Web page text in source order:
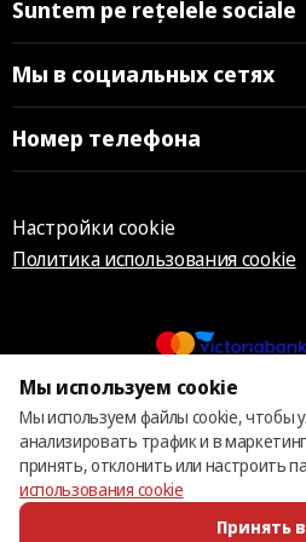
Suntem pe rețelele sociale
Мы в социальных сетях
Номер телефона
Настройки cookie
Политика использования cookie
© 2013 – 2026
Мы используем cookie
Мы используем файлы cookie, чтобы
анализировать трафик и в
принять, отклонить или настроить
использования cookie
Принять